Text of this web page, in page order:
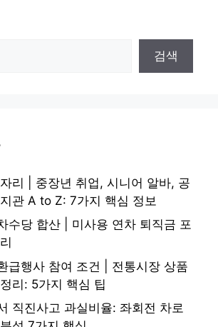
검색
리 | 중장년 취업, 시니어 알바, 공
관 A to Z: 7가지 핵심 정보
수당 합산 | 미사용 연차 퇴직금 포
급행사 참여 조건 | 전통시장 상품
리: 5가지 핵심 팁
직진사고 과실비율: 좌회전 차로